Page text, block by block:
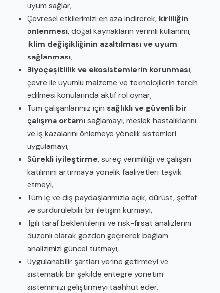
uyum sağlar,
Çevresel etkilerimizi en aza indirerek, kirliliğin
önlenmesi, doğal kaynakların verimli kullanımı,
iklim değişikliğinin azaltılması ve uyum
sağlanması,
Biyoçeşitlilik ve ekosistemlerin korunması,
çevre ile uyumlu malzeme ve teknolojilerin tercih
edilmesi konularında aktif rol oynar,
Tüm çalışanlarımız için sağlıklı ve güvenli bir
çalışma ortamısağlamayı, meslek hastalıklarını
ve iş kazalarını önlemeye yönelik sistemleri
uygulamayı,
Sürekli iyileştirme, süreç verimliliği ve çalışan
katılımını artırmaya yönelik faaliyetleri teşvik
etmeyi,
Tüm iç ve dış paydaşlarımızla açık, dürüst, şeffaf
ve sürdürülebilir bir iletişim kurmayı,
İlgili taraf beklentilerini ve risk-fırsat analizlerini
düzenli olarak gözden geçirerek bağlam
analizimizi güncel tutmayı,
Uygulanabilir şartları yerine getirmeyi ve
sistematik bir şekilde entegre yönetim
sistemimizi geliştirmeyi taahhüt eder.